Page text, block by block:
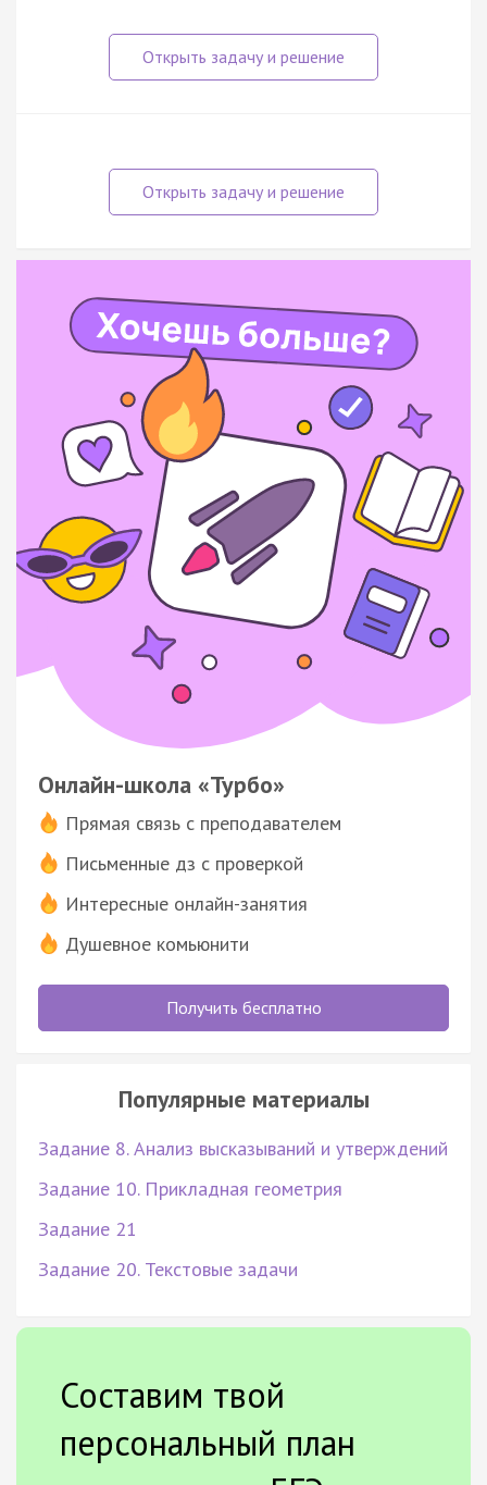
Онлайн-школа «Турбо»
Прямая связь с преподавателем
Письменные дз с проверкой
Интересные онлайн-занятия
Душевное комьюнити
Получить бесплатно
Популярные материалы
Задание 8. Анализ высказываний и утверждений
Задание 10. Прикладная геометрия
Задание 21
Задание 20. Текстовые задачи
Составим твой
персональный план